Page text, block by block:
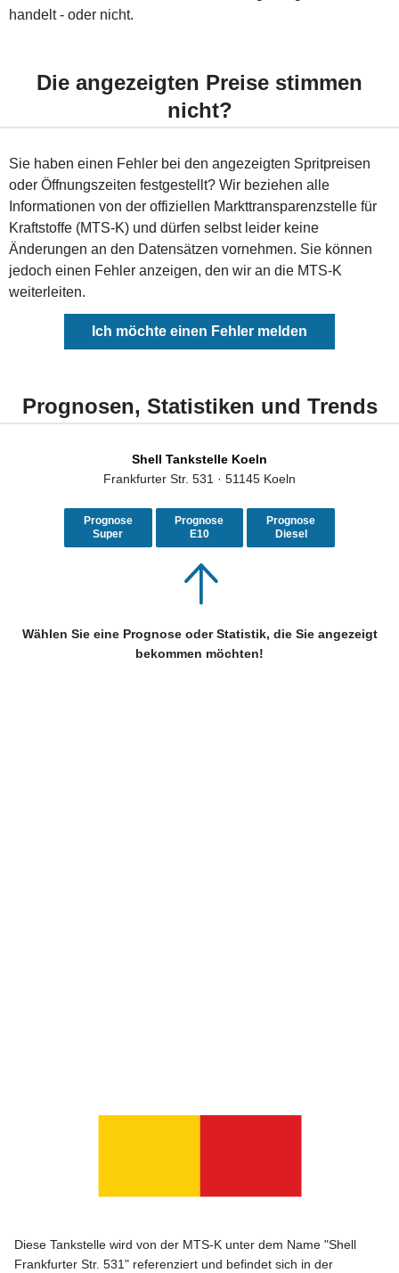
handelt - oder nicht.
Die angezeigten Preise stimmen
nicht?
Sie haben einen Fehler bei den angezeigten Spritpreisen
oder Öffnungszeiten festgestellt? Wir beziehen alle
Informationen von der offiziellen Markttransparenzstelle für
Kraftstoffe (MTS-K) und dürfen selbst leider keine
Änderungen an den Datensätzen vornehmen. Sie können
jedoch einen Fehler anzeigen, den wir an die MTS-K
weiterleiten.
Ich möchte einen Fehler melden
Prognosen, Statistiken und Trends
Shell Tankstelle Koeln
Frankfurter Str. 531 · 51145 Koeln
Prognose
Super
Prognose
E10
Prognose
Diesel
Wählen Sie eine Prognose oder Statistik, die Sie angezeigt
bekommen möchten!
Diese Tankstelle wird von der MTS-K unter dem Name "Shell
Frankfurter Str. 531" referenziert und befindet sich in der